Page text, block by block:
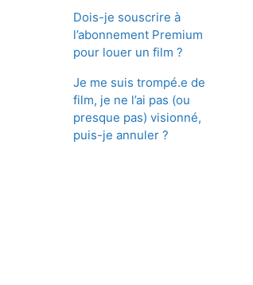
Dois-je souscrire à
l’abonnement Premium
pour louer un film ?
Je me suis trompé.e de
film, je ne l’ai pas (ou
presque pas) visionné,
puis-je annuler ?